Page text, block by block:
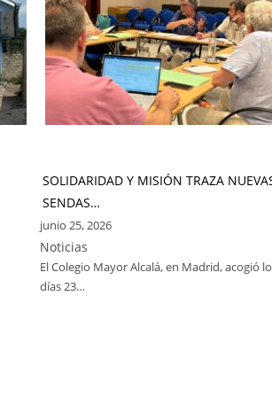
SOLIDARIDAD Y MISIÓN TRAZA
SENDAS…
junio 25, 2026
Noticias
El Colegio Mayor Alcalá, en Madrid, acogió
días 23…